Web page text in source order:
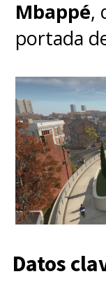
Mbappé,
portada
Datos